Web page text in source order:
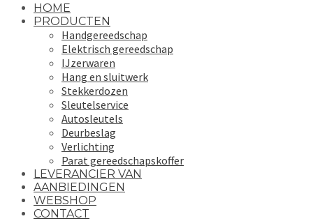
HOME
PRODUCTEN
Handgereedschap
Elektrisch gereedschap
IJzerwaren
Hang en sluitwerk
Stekkerdozen
Sleutelservice
Autosleutels
Deurbeslag
Verlichting
Parat gereedschapskoffer
LEVERANCIER VAN
AANBIEDINGEN
WEBSHOP
CONTACT